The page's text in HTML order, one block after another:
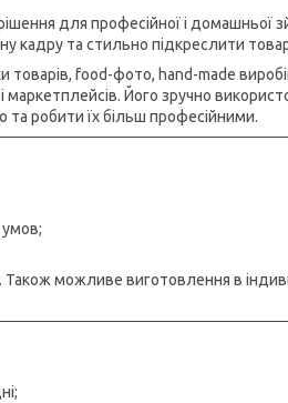
для професійної і домашньої
кадру та стильно підкреслити
food-фото, hand-made
Його зручно
робити їх більш професійними.
Також можливе виготовлення в